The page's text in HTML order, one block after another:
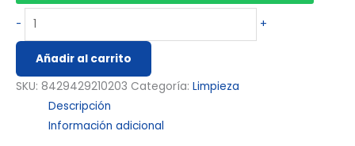
- +
Añadir al carrito
SKU: 8429429210203 Categoría: Limpieza
Descripción
Información adicional